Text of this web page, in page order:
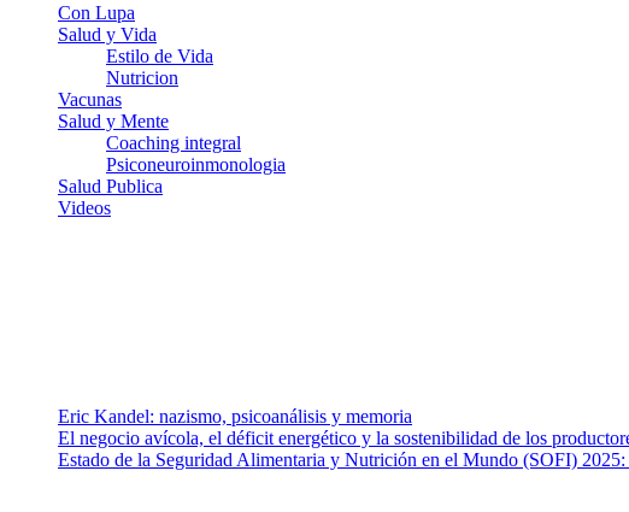
Con Lupa
Salud y Vida
Estilo de Vida
Nutricion
Vacunas
Salud y Mente
Coaching integral
Psiconeuroinmonologia
Salud Publica
Videos
Eric Kandel: nazismo, psicoanálisis y memoria
El negocio avícola, el déficit energético y la sostenibilidad de los
Estado de la Seguridad Alimentaria y Nutrición en el Mundo (SOFI) 2025: